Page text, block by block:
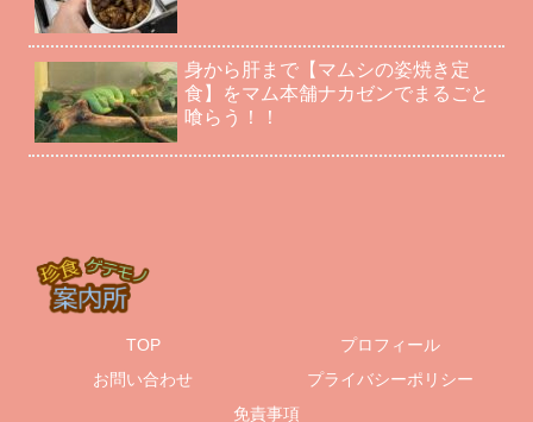
身から肝まで【マムシの姿焼き定
食】をマム本舗ナカゼンでまるごと
喰らう！！
TOP
プロフィール
お問い合わせ
プライバシーポリシー
免責事項